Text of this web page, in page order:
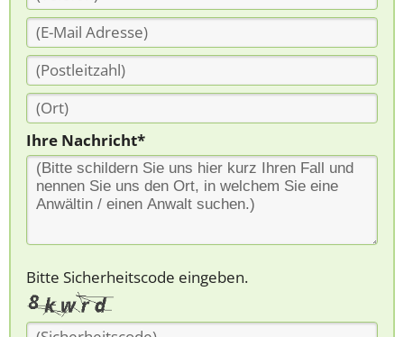
Ihre Nachricht*
Bitte Sicherheitscode eingeben.